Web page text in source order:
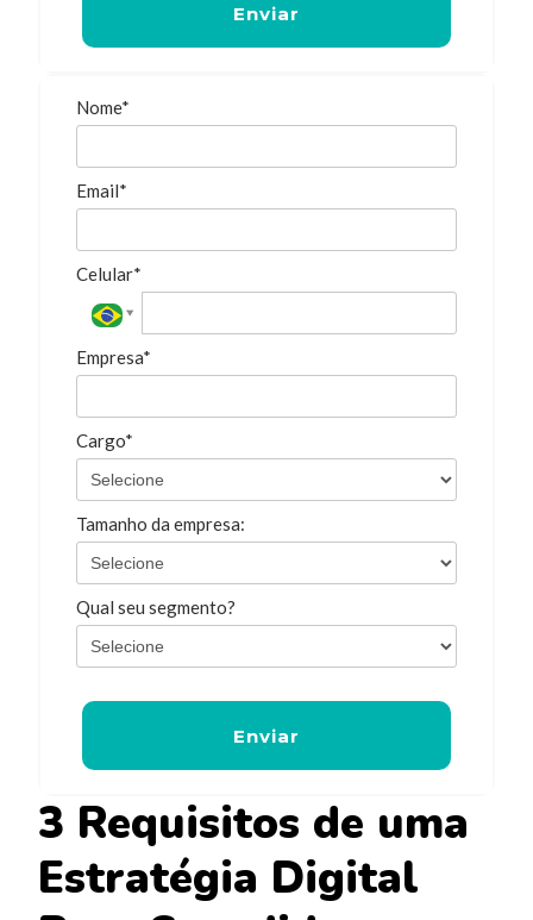
Enviar
Nome*
Email*
Celular*
Empresa*
Cargo*
Tamanho da empresa:
Qual seu segmento?
Enviar
3 Requisitos de uma
Estratégia Digital